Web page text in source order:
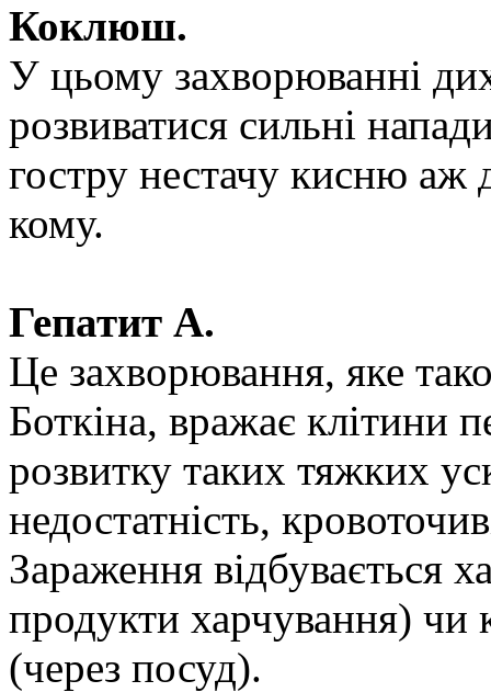
Коклюш.
У цьому захворюванні
розвиватися сильні
гостру нестачу кисню аж
кому.
Гепатит А.
Це захворювання, яке
Боткіна, вражає клітини
розвитку таких тяжких
недостатність,
Зараження відбувається
продукти харчування)
(через посуд).